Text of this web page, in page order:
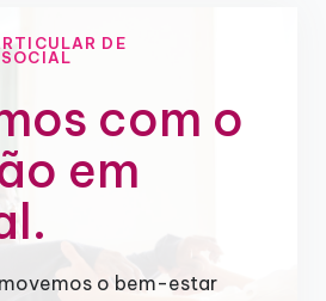
DE
com o
em
o bem-estar